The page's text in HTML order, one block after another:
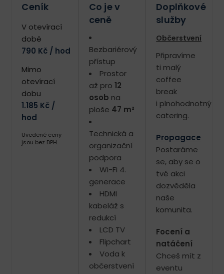
Ceník
V otevírací
době
790 Kč / hod
Mimo
otevírací
dobu
1.185 Kč /
hod
Uvedené ceny
jsou bez DPH.
Co je v
ceně
Bezbariérový
přístup
Prostor
až pro 12
osob na
ploše 47 m²
Technická a
organizační
podpora
Wi-Fi 4.
generace
HDMI
kabeláž s
redukcí
LCD TV
Flipchart
Voda k
občerstvení
Doplňkové
služby
Občerstvení
Připravíme
ti malý
coffee
break
i plnohodnotný
catering.
Propagace
Postaráme
se, aby se o
tvé akci
dozvěděla
naše
komunita.
Focení a
natáčení
Chceš mít z
eventu